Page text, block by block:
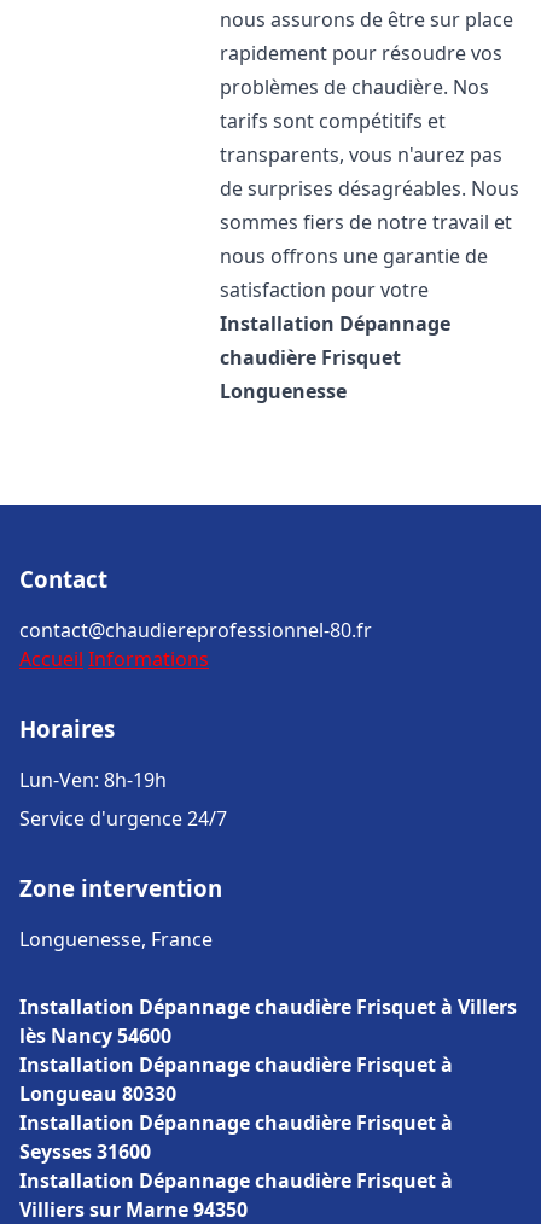
nous assurons de être sur place
rapidement pour résoudre vos
problèmes de chaudière. Nos
tarifs sont compétitifs et
transparents, vous n'aurez pas
de surprises désagréables. Nous
sommes fiers de notre travail et
nous offrons une garantie de
satisfaction pour votre
Installation Dépannage
chaudière Frisquet
Longuenesse
Contact
contact@chaudiereprofessionnel-80.fr
Accueil Informations
Horaires
Lun-Ven: 8h-19h
Service d'urgence 24/7
Zone intervention
Longuenesse, France
Installation Dépannage chaudière Frisquet à Villers
lès Nancy 54600
Installation Dépannage chaudière Frisquet à
Longueau 80330
Installation Dépannage chaudière Frisquet à
Seysses 31600
Installation Dépannage chaudière Frisquet à
Villiers sur Marne 94350